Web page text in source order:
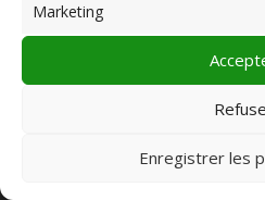
Marketing
Enregistrer les
Pôle 22 bis impasse Bonnabaud